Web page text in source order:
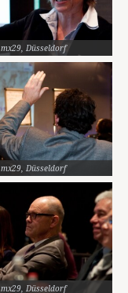
mx29, Düsseldorf
mx29, Düsseldorf
mx29, Düsseldorf